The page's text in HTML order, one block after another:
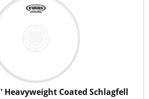
Heavyweight Coated Schlagfell